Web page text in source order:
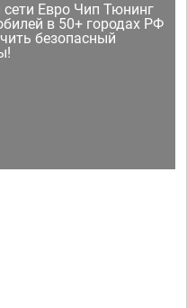
Евро Чип Тюнинг
в 50+ городах РФ
безопасный